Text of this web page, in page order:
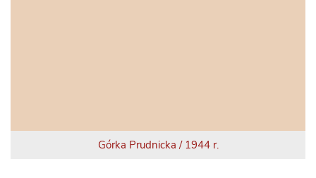
Górka Prudnicka / 1944 r.